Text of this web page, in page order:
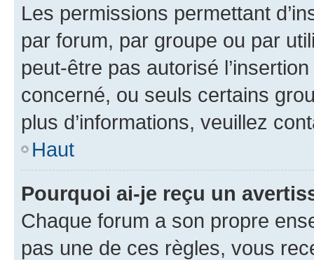
Les permissions permettant
par forum, par groupe ou par
peut-être pas autorisé
concerné, ou seuls certains
plus d’informations, veuillez
Haut
Pourquoi ai-je reçu un
Chaque forum a son propre
pas une de ces règles, vous